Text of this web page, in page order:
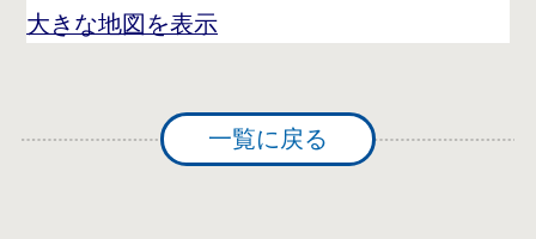
大きな地図を表示
一覧に戻る